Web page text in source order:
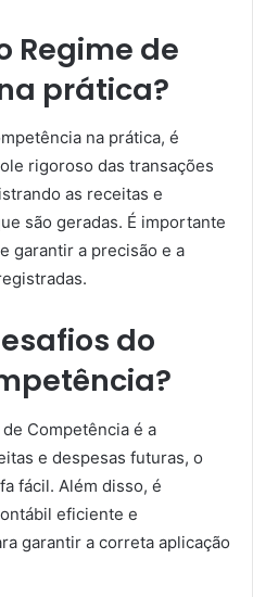
Regime de
prática?
na prática, é
rigoroso das transações
as receitas e
são geradas. É importante
garantir a precisão e a
do
Competência é a
e despesas futuras, o
fácil. Além disso, é
eficiente e
garantir a correta aplicação